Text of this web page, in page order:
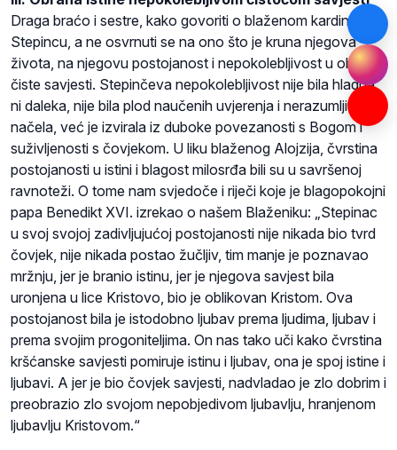
Draga braćo i sestre, kako govoriti o blaženom kardinalu
Stepincu, a ne osvrnuti se na ono što je kruna njegova
života, na njegovu postojanost i nepokolebljivost u obrani
čiste savjesti. Stepinčeva nepokolebljivost nije bila hladna
ni daleka, nije bila plod naučenih uvjerenja i nerazumljivih
načela, već je izvirala iz duboke povezanosti s Bogom i
suživljenosti s čovjekom. U liku blaženog Alojzija, čvrstina
postojanosti u istini i blagost milosrđa bili su u savršenoj
ravnoteži. O tome nam svjedoče i riječi koje je blagopokojni
papa Benedikt XVI. izrekao o našem Blaženiku: „Stepinac
u svoj svojoj zadivljujućoj postojanosti nije nikada bio tvrd
čovjek, nije nikada postao žučljiv, tim manje je poznavao
mržnju, jer je branio istinu, jer je njegova savjest bila
uronjena u lice Kristovo, bio je oblikovan Kristom. Ova
postojanost bila je istodobno ljubav prema ljudima, ljubav i
prema svojim progoniteljima. On nas tako uči kako čvrstina
kršćanske savjesti pomiruje istinu i ljubav, ona je spoj istine i
ljubavi. A jer je bio čovjek savjesti, nadvladao je zlo dobrim i
preobrazio zlo svojom nepobjedivom ljubavlju, hranjenom
ljubavlju Kristovom.“